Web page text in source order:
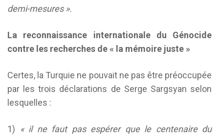
demi-mesures ».
La reconnaissance internationale du Génocide
contre les recherches de « la mémoire juste »
Certes, la Turquie ne pouvait ne pas être préoccupée
par les trois déclarations de Serge Sargsyan selon
lesquelles :
1)
« il ne faut pas espérer que le centenaire du